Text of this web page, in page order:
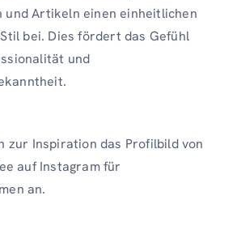
und Artikeln einen einheitlichen
bei. Dies fördert das Gefühl
und
zur Inspiration das Profilbild von
auf Instagram für
an.